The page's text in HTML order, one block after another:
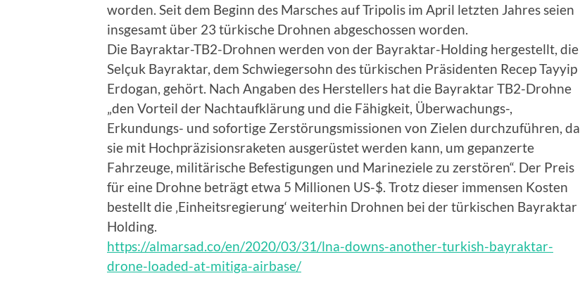
worden. Seit dem Beginn des Marsches auf Tripolis im April letzten Jahres seien
insgesamt über 23 türkische Drohnen abgeschossen worden.
Die Bayraktar-TB2-Drohnen werden von der Bayraktar-Holding hergestellt, die
Selçuk Bayraktar, dem Schwiegersohn des türkischen Präsidenten Recep Tayyip
Erdogan, gehört. Nach Angaben des Herstellers hat die Bayraktar TB2-Drohne
„den Vorteil der Nachtaufklärung und die Fähigkeit, Überwachungs-,
Erkundungs- und sofortige Zerstörungsmissionen von Zielen durchzuführen, da
sie mit Hochpräzisionsraketen ausgerüstet werden kann, um gepanzerte
Fahrzeuge, militärische Befestigungen und Marineziele zu zerstören“. Der Preis
für eine Drohne beträgt etwa 5 Millionen US-$. Trotz dieser immensen Kosten
bestellt die ‚Einheitsregierung‘ weiterhin Drohnen bei der türkischen Bayraktar
Holding.
https://almarsad.co/en/2020/03/31/lna-downs-another-turkish-bayraktar-
drone-loaded-at-mitiga-airbase/